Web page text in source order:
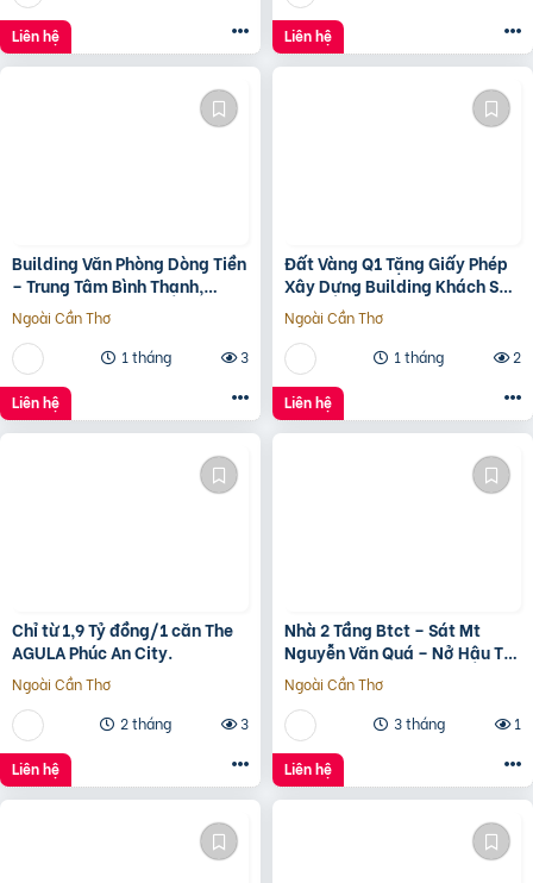
Liên hệ Liên hệ
Building Văn Phòng Dòng Tiền
– Trung Tâm Bình Thạnh,
Tp.hcm Chỉ 100Tr/M2 Đất
Ngoài Cần Thơ
1 tháng
3
Liên hệ
Đất Vàng Q1 Tặng Giấy Phép
Xây Dựng Building Khách Sạn
12 Tầng
Ngoài Cần Thơ
1 tháng
2
Liên hệ
Chỉ từ 1,9 Tỷ đồng/1 căn The
AGULA Phúc An City.
Ngoài Cần Thơ
2 tháng
3
Liên hệ
Nhà 2 Tầng Btct – Sát Mt
Nguyễn Văn Quá – Nở Hậu Tài
Lộc
Ngoài Cần Thơ
3 tháng
1
Liên hệ